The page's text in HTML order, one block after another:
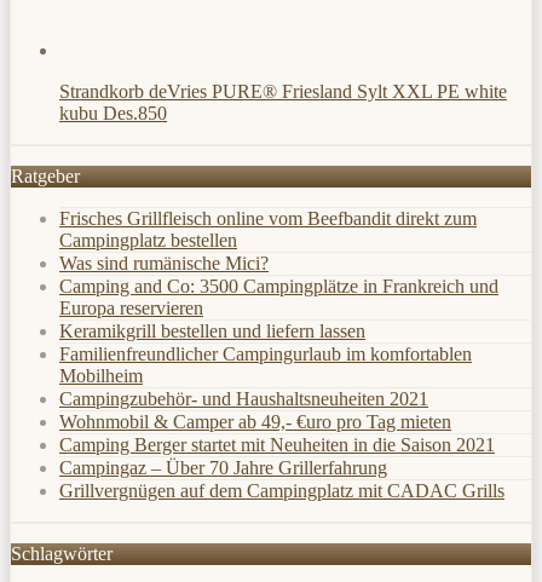
Strandkorb deVries PURE® Friesland Sylt XXL PE white
kubu Des.850
Ratgeber
Frisches Grillfleisch online vom Beefbandit direkt zum
Campingplatz bestellen
Was sind rumänische Mici?
Camping and Co: 3500 Campingplätze in Frankreich und
Europa reservieren
Keramikgrill bestellen und liefern lassen
Familienfreundlicher Campingurlaub im komfortablen
Mobilheim
Campingzubehör- und Haushaltsneuheiten 2021
Wohnmobil & Camper ab 49,- €uro pro Tag mieten
Camping Berger startet mit Neuheiten in die Saison 2021
Campingaz – Über 70 Jahre Grillerfahrung
Grillvergnügen auf dem Campingplatz mit CADAC Grills
Schlagwörter